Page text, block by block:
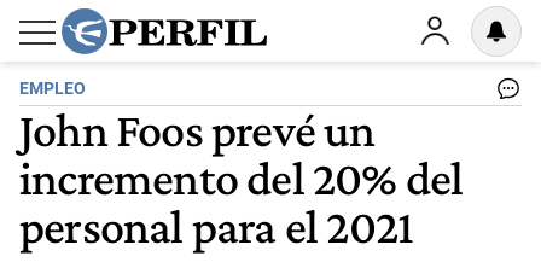
EMPLEO
John Foos prevé un
incremento del 20% del
personal para el 2021